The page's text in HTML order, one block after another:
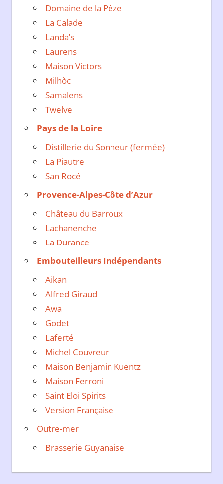
Domaine de la Pèze
La Calade
Landa’s
Laurens
Maison Victors
Milhòc
Samalens
Twelve
Pays de la Loire
Distillerie du Sonneur (fermée)
La Piautre
San Rocé
Provence-Alpes-Côte d’Azur
Château du Barroux
Lachanenche
La Durance
Embouteilleurs Indépendants
Aikan
Alfred Giraud
Awa
Godet
Laferté
Michel Couvreur
Maison Benjamin Kuentz
Maison Ferroni
Saint Eloi Spirits
Version Française
Outre-mer
Brasserie Guyanaise